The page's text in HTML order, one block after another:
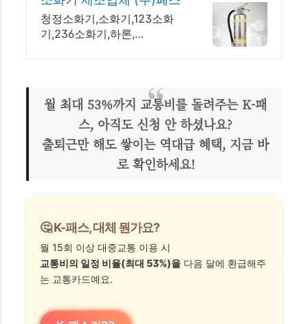
청정소화기,소화기,123소화
기,236소화기,하론,
월 최대 53%까지 교통비를 돌려주는 K-패
스, 아직도 신청 안 하셨나요?
출퇴근만 해도 쌓이는 역대급 혜택, 지금 바
로 확인하세요!
🤔 K-패스, 대체 뭔가요?
월 15회 이상 대중교통 이용 시
교통비의 일정 비율(최대 53%)을 다음 달에 환급해주
는 교통카드예요.